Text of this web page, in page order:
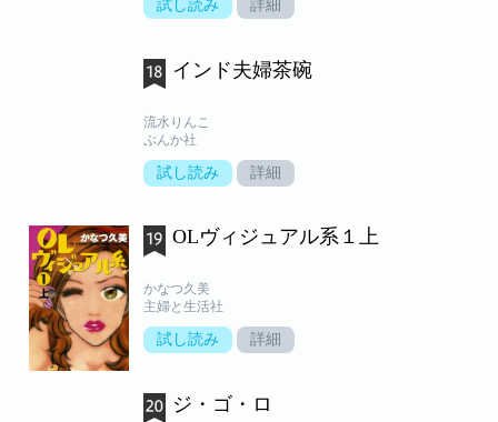
試し読み 詳細
インド夫婦茶碗
流水りんこ
ぶんか社
試し読み 詳細
OLヴィジュアル系１上
かなつ久美
主婦と生活社
試し読み 詳細
ジ・ゴ・ロ